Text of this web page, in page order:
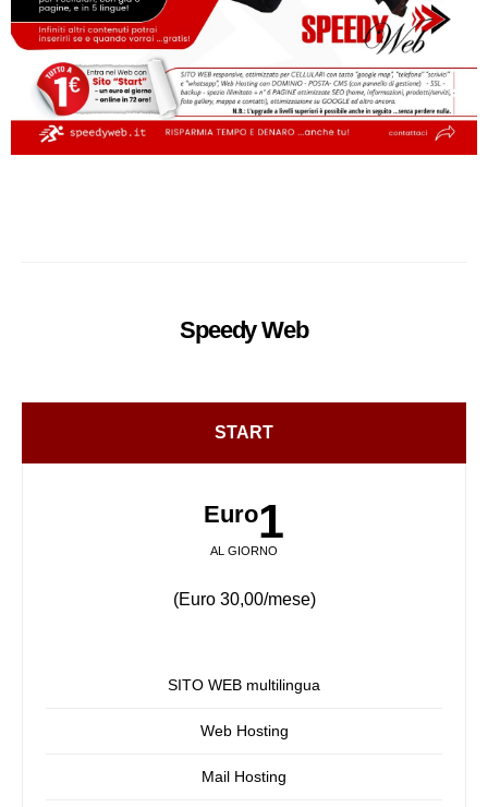
SpeedyWeb
START
Euro1
AL GIORNO
(Euro 30,00/mese)
SITO WEB multilingua
Web Hosting
Mail Hosting